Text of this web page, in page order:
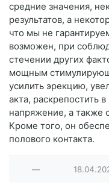
средние значения,
результатов, а
что мы не
возможен, при
стечении других
мощным
усилить эрекцию,
акта, раскрепостить
напряжение, а также
Кроме того, он
полового контакта.
—